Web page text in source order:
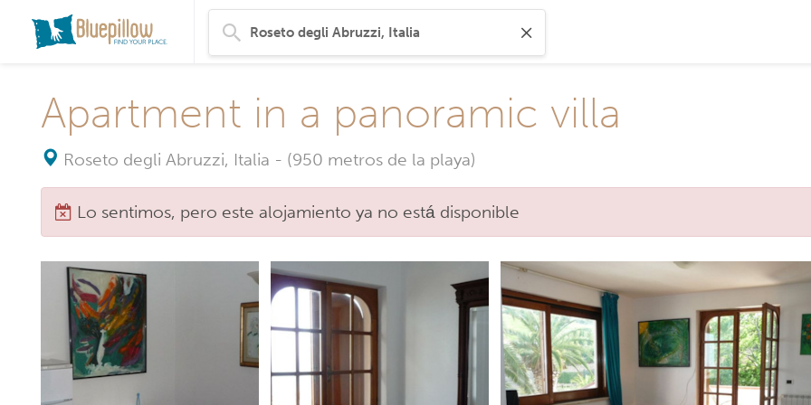
Apartment in a panoramic villa
Roseto degli Abruzzi, Italia - (950 metros de la playa)
Lo sentimos, pero este alojamiento ya no está disponible